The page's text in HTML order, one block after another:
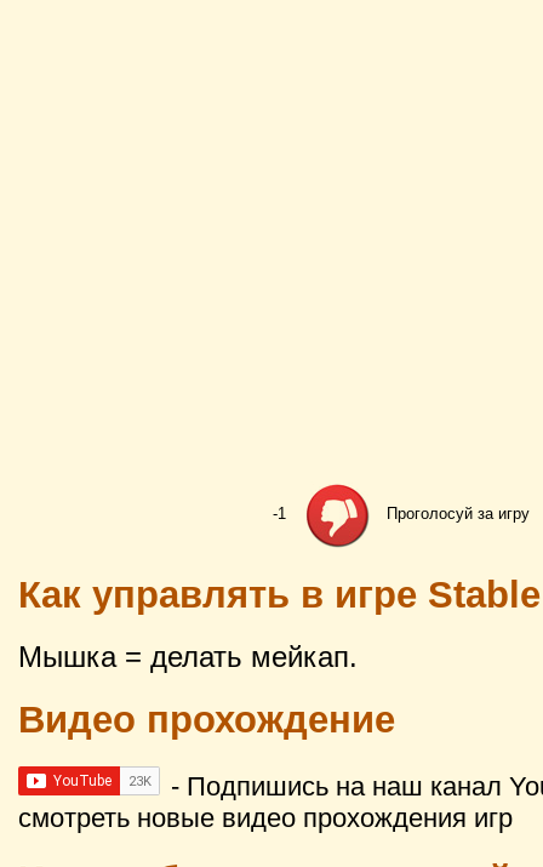
-1 Проголосуй за игру
Как управлять в игре
Мышка = делать мейкап.
Видео прохождение
- Подпишись на наш канал
смотреть новые видео прохождения игр